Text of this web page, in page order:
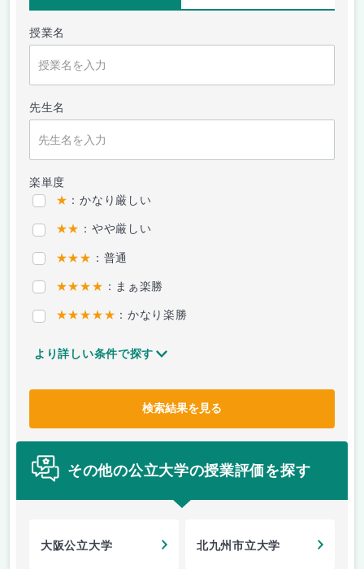
授業名
先生名
楽単度
★ ：かなり厳しい
★★ ：やや厳しい
★★★ ：普通
★★★★ ：まぁ楽勝
★★★★★ ：かなり楽勝
より詳しい条件で探す
検索結果を見る
その他の公立大学の授業評価を探す
大阪公立大学 北九州市立大学